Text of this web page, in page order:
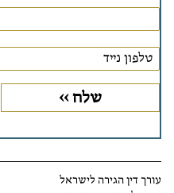
עורך דין הגירה לישראל